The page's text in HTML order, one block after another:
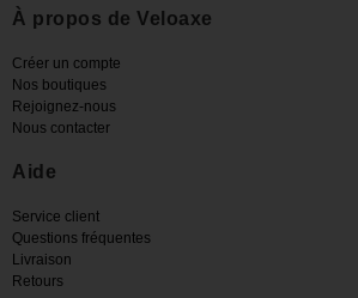
À propos de Veloaxe
Créer un compte
Nos boutiques
Rejoignez-nous
Nous contacter
Aide
Service client
Questions fréquentes
Livraison
Retours